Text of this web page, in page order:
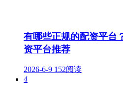
有哪些正规的配资平台
资平台推荐
2026-6-9 152阅读
4